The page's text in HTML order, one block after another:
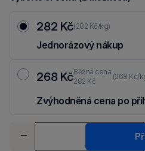
282 Kč(282 Kč/kg)
Jednorázový nákup
268 KčBěžná cena:
282 Kč
(268 Kč/
Zvýhodněná cena po
-